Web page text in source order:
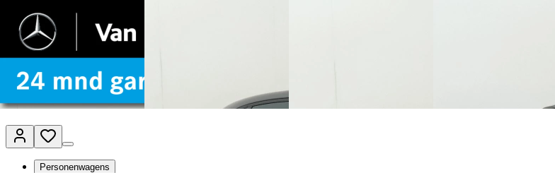
Van Mossel Automotive Group
Vestigingen
Werkplaatsplanner
Vacatures
Klantenservice
nl - Nederlands
Personenwagens